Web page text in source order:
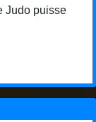
Judo puisse